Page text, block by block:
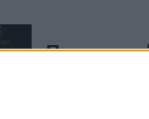
στα 20